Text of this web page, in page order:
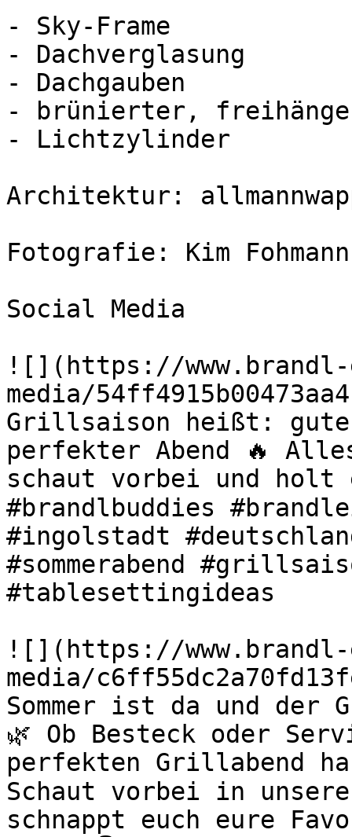
- Sky-Frame
- Dachverglasung
- Dachgauben
- brünierter,
- Lichtzylinder
Architektur:
Fotografie: Kim Fohmann
Social Media
![](https://
media/
Grillsaison heißt:
perfekter Abend 🔥
schaut vorbei und holt
#brandlbuddies
#ingolstadt
#sommerabend
#tablesettingideas
![](https://
media/
Sommer ist da und
🌿 Ob Besteck oder
perfekten Grillabend
Schaut vorbei in
schnappt euch eure